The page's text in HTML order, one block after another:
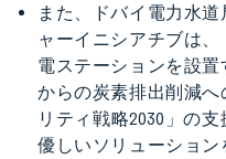
また、ドバイ電力水
ャーイニシアチブは
電ステーションを設
からの炭素排出削減
リティ戦略2030」の
優しいソリューショ